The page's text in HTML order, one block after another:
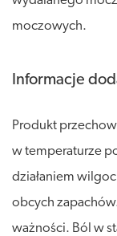
moczowych.
Informacje
Produkt
w temperaturze
działaniem
obcych
ważności. Ból w